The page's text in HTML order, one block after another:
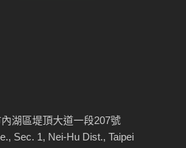
湖區堤頂大道一段207號
Sec. 1, Nei-Hu Dist., Taipei